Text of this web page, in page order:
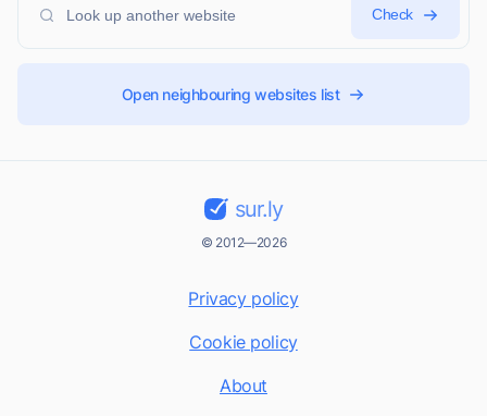
Check
Open neighbouring websites list
sur.ly
© 2012—2026
Privacy policy
Cookie policy
About